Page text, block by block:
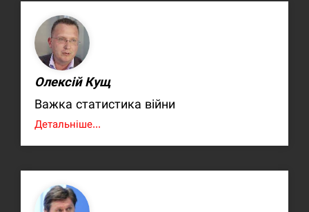
Олексій Кущ
Важка статистика війни
Детальніше...